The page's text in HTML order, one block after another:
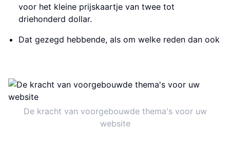
voor het kleine prijskaartje van twee tot
driehonderd dollar.
Dat gezegd hebbende, als om welke reden dan ook
De kracht van voorgebouwde thema's voor uw
website